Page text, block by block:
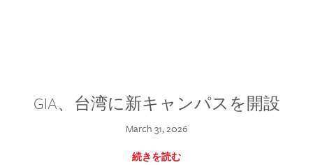
GIA、台湾に新キャンパスを開設
March 31, 2026
続きを読む